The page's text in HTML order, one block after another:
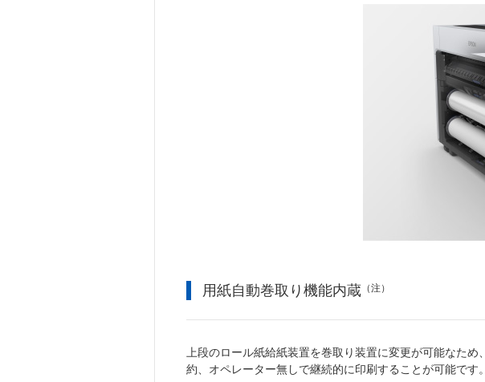
用紙自動巻取り機能内蔵 （注）
上段のロール紙給紙装置を巻取り装置に変更が可能なた
約、オペレーター無しで継続的に印刷することが可能です。